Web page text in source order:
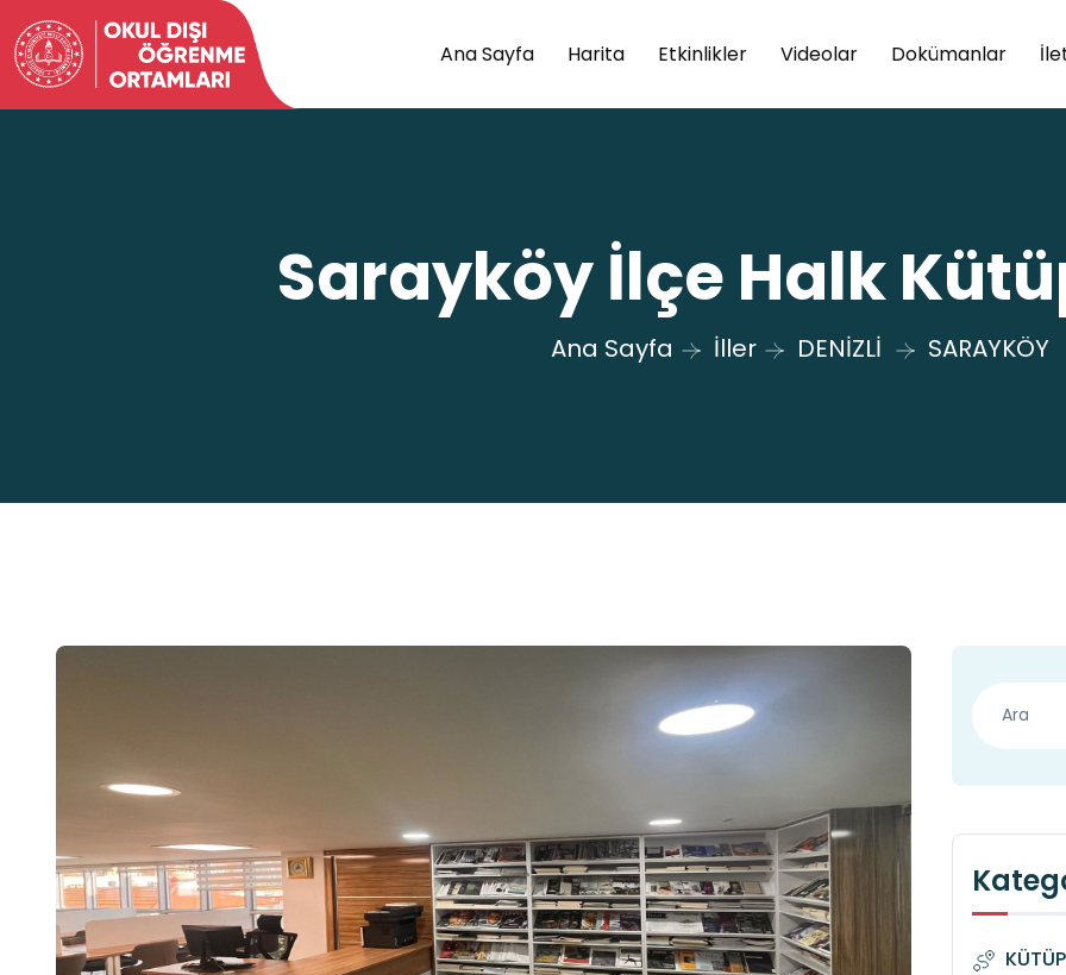
Ana Sayfa Harita Etkinlikler Videolar Dokümanlar
Sarayköy İlçe Halk
Ana Sayfa İller DENİZLİ SARAYKÖY